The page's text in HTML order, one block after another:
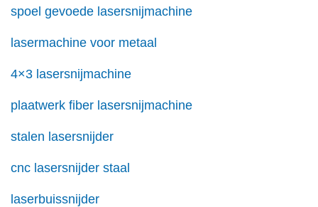
spoel gevoede lasersnijmachine
lasermachine voor metaal
4×3 lasersnijmachine
plaatwerk fiber lasersnijmachine
stalen lasersnijder
cnc lasersnijder staal
laserbuissnijder